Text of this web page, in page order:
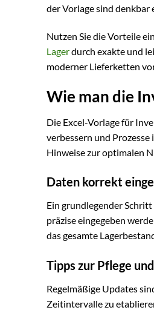
der Vorlage sind denkbar
Nutzen Sie die Vorteile
Lagerdurch exakte und
moderner Lieferketten
Wie man die
Die Excel-Vorlage für
verbessern und
Hinweise zur optimalen
Daten korrekt
Ein grundlegender
präzise eingegeben
das gesamte
Tipps zur Pflege
Regelmäßige Updates
Zeitintervalle zu